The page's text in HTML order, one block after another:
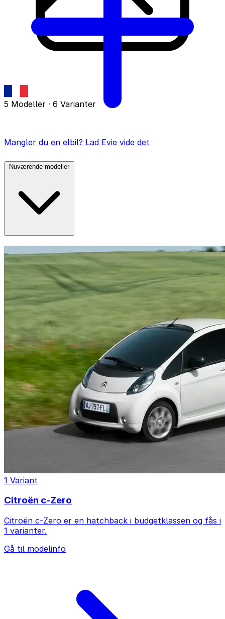
5 Modeller · 6 Varianter
Mangler du en elbil? Lad Evie vide det
Nuværende modeller
1 Variant
Citroën c-Zero
Citroën c-Zero er en hatchback i budgetklassen og fås i
1 varianter.
Gå til modelinfo